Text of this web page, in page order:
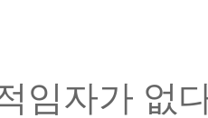
임자가 없